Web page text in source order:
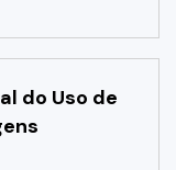
do Uso de